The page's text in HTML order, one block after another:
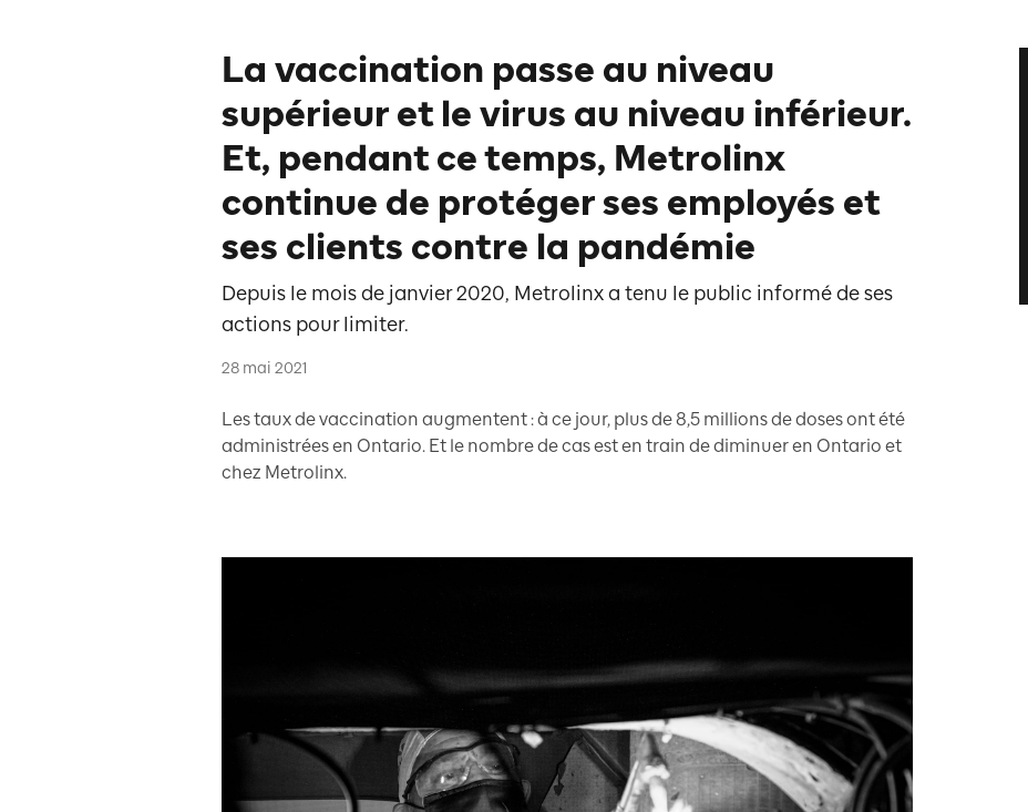
La vaccination passe au niveau
supérieur et le virus au niveau inférieur.
Et, pendant ce temps, Metrolinx
continue de protéger ses employés et
ses clients contre la pandémie
Depuis le mois de janvier 2020, Metrolinx a tenu le public informé de ses
actions pour limiter.
28 mai 2021
Les taux de vaccination augmentent : à ce jour, plus de 8,5 millions de doses ont été
administrées en Ontario. Et le nombre de cas est en train de diminuer en Ontario et
chez Metrolinx.